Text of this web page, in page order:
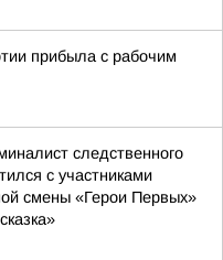
прибыла с рабочим
следственного
с участниками
смены «Герои Первых»